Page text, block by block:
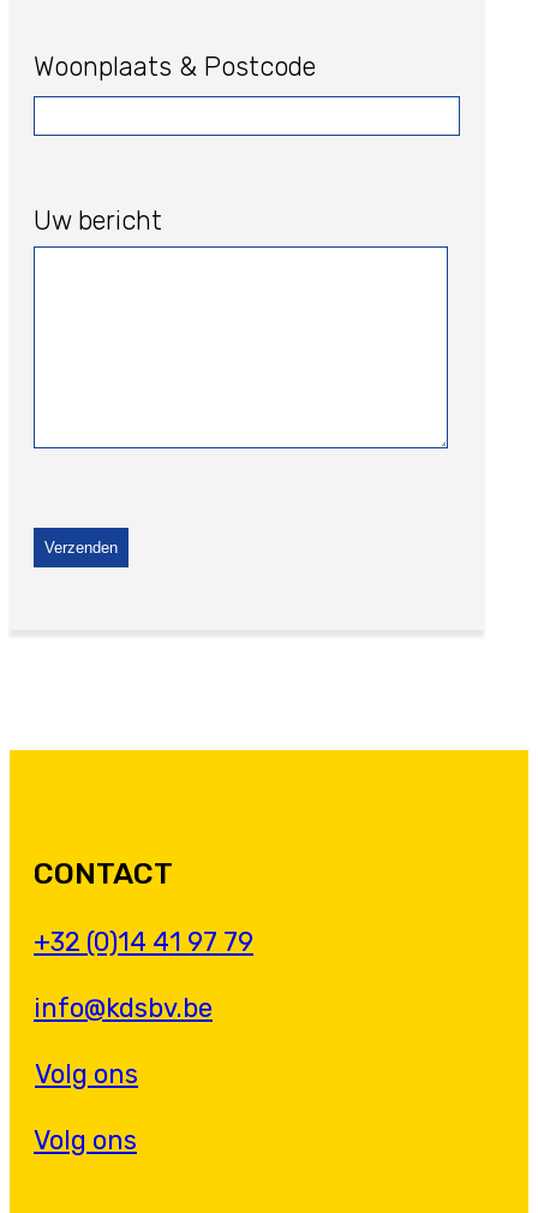
Woonplaats & Postcode
Uw bericht
CONTACT
+32 (0)14 41 97 79
info@kdsbv.be
Volg ons
Volg ons